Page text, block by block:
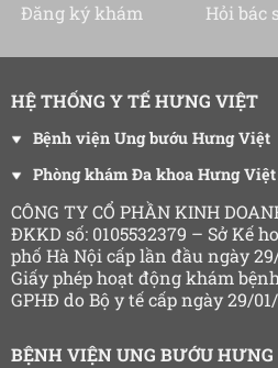
Đăng ký khám Hỏi bác
HỆ THỐNG Y TẾ HƯNG VIỆT
Bệnh viện Ung bướu Hưng Việt
Phòng khám Đa khoa Hưng Việt
CÔNG TY CỔ PHẦN KINH
ĐKKD số: 0105532379 – Sở Kế
phố Hà Nội cấp lần đầu ngày
Giấy phép hoạt động khám
GPHĐ do Bộ y tế cấp ngày 29/
BỆNH VIỆN UNG BƯỚU